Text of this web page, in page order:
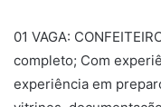
01 VAGA:
completo; Com
experiência em